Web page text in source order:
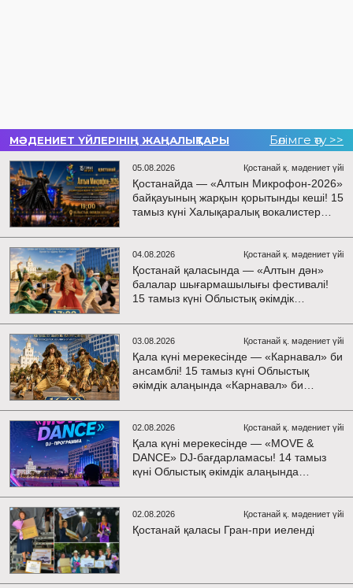
МӘДЕНИЕТ ҮЙЛЕРІНІҢ ЖАҢАЛЫҚТАРЫ Бөлімге өту >>
05.08.2026 Қостанай қ. мәдениет үйі
Қостанайда — «Алтын Микрофон-2026»
байқауының жарқын қорытынды кеші! 15
тамыз күні Халықаралық вокалистер
рәсімі мен гала-концерт өтеді! Сіздерді
үздік орындаушылардың әсерлі өнері,
жарқын эмоциялар және ерекше
мерекелік атмосфера күтеді!
04.08.2026 Қостанай қ. мәдениет үйі
Қостанай қаласында — «Алтын дән»
балалар шығармашылығы фестивалі!
15 тамыз күні Облыстық әкімдік
балалар шығармашылық ұжымдары
қатысатын «Алтын дән» фестивалі
өтеді! Сіздерді жас таланттардың
жарқын өнері, әсем әндер, әсерлі билер
мен мерекелік көңіл күй күтеді!
03.08.2026 Қостанай қ. мәдениет үйі
Қала күні мерекесінде — «Карнавал» би
ансамблі! 15 тамыз күні Облыстық
әкімдік алаңында «Карнавал» би
өтеді! Ансамбль жетекшісі — Шамиль
Фахрутдинов. Сіздерді әсерлі
хореографиялық қойылымдар, жарқын
бейнелер, қуатты ырғақ пен мерекелік
көңіл күй күтеді!
02.08.2026 Қостанай қ. мәдениет үйі
Қала күні мерекесінде — «MOVE &
DANCE» DJ-бағдарламасы! 14 тамыз
күні Облыстық әкімдік алаңында
Сіздерді заманауи музыкалық хиттер, би
ырғағы, қуатты энергия мен жарқын
эмоциялар күтеді!
02.08.2026 Қостанай қ. мәдениет үйі
Қостанай қаласы Гран-при иеленді